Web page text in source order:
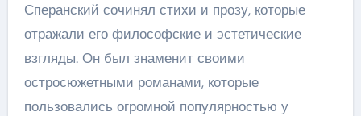
Сперанский сочинял стихи и прозу, которые
отражали его философские и эстетические
взгляды. Он был знаменит своими
остросюжетными романами, которые
пользовались огромной популярностью у